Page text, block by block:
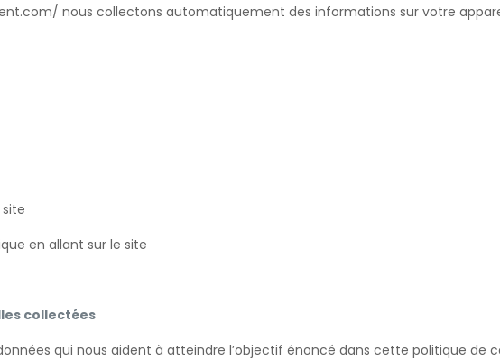
nous collectons automatiquement des informations sur votre
en allant sur le site
collectées
qui nous aident à atteindre l’objectif énoncé dans cette politique de